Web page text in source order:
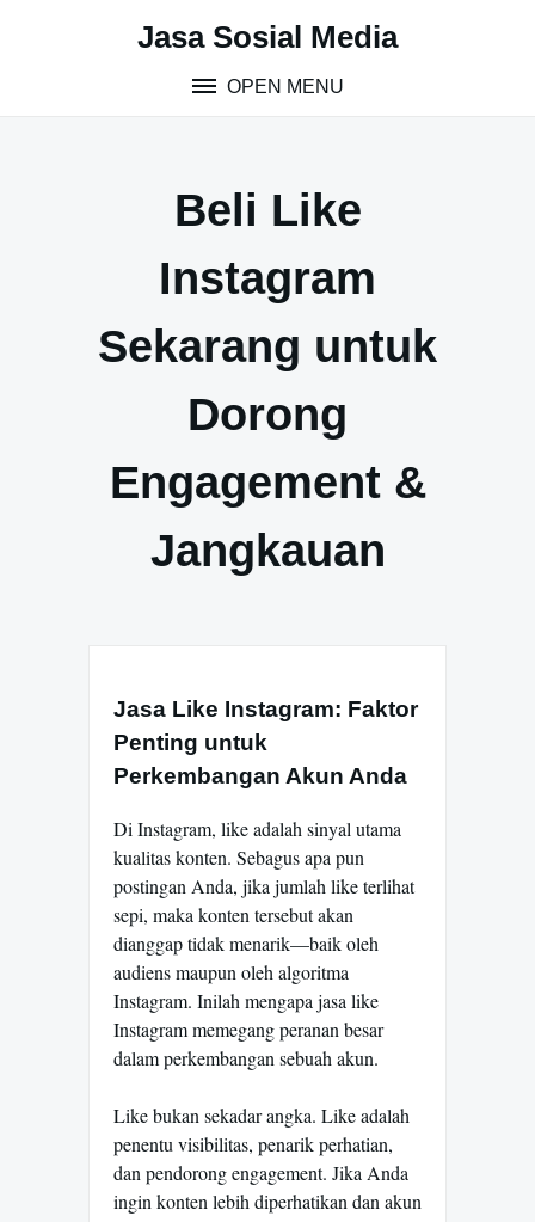
Jasa Sosial Media
OPEN MENU
Beli Like
Instagram
Sekarang untuk
Dorong
Engagement &
Jangkauan
Jasa Like Instagram: Faktor
Penting untuk
Perkembangan Akun Anda
Di Instagram, like adalah sinyal utama
kualitas konten. Sebagus apa pun
postingan Anda, jika jumlah like terlihat
sepi, maka konten tersebut akan
dianggap tidak menarik—baik oleh
audiens maupun oleh algoritma
Instagram. Inilah mengapa jasa like
Instagram memegang peranan besar
dalam perkembangan sebuah akun.
Like bukan sekadar angka. Like adalah
penentu visibilitas, penarik perhatian,
dan pendorong engagement. Jika Anda
ingin konten lebih diperhatikan dan akun